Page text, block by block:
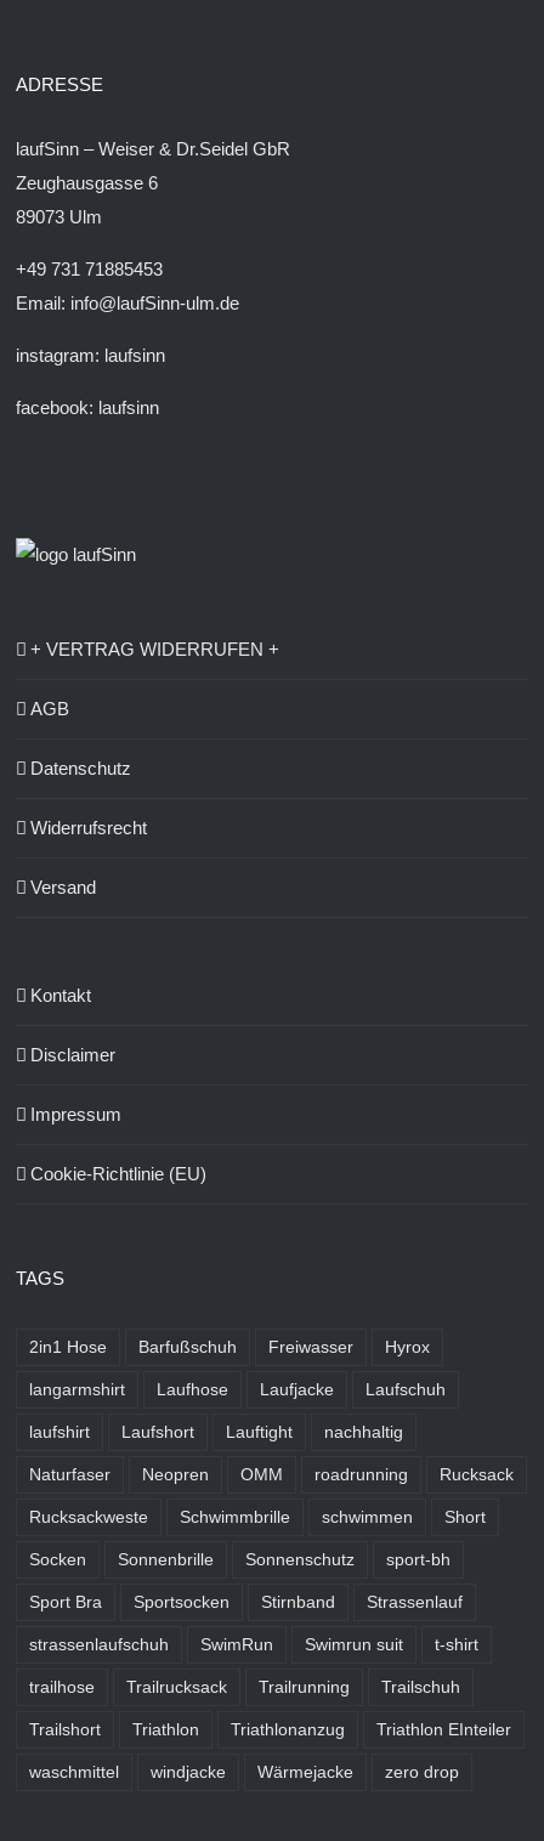
ADRESSE
laufSinn – Weiser & Dr.Seidel GbR
Zeughausgasse 6
89073 Ulm
+49 731 71885453
Email: info@laufSinn-ulm.de
instagram: laufsinn
facebook: laufsinn
+ VERTRAG WIDERRUFEN +
AGB
Datenschutz
Widerrufsrecht
Versand
Kontakt
Disclaimer
Impressum
Cookie-Richtlinie (EU)
TAGS
2in1 Hose Barfußschuh Freiwasser Hyrox
langarmshirt Laufhose Laufjacke Laufschuh
laufshirt Laufshort Lauftight nachhaltig
Naturfaser Neopren OMM roadrunning Rucksack
Rucksackweste Schwimmbrille schwimmen Short
Socken Sonnenbrille Sonnenschutz sport-bh
Sport Bra Sportsocken Stirnband Strassenlauf
strassenlaufschuh SwimRun Swimrun suit t-shirt
trailhose Trailrucksack Trailrunning Trailschuh
Trailshort Triathlon Triathlonanzug Triathlon EInteiler
waschmittel windjacke Wärmejacke zero drop